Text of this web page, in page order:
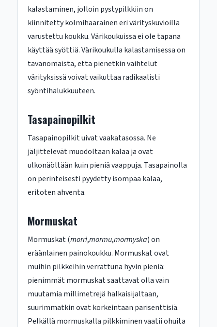
kalastaminen, jolloin pystypilkkiin on
kiinnitetty kolmihaarainen eri värityskuvioilla
varustettu koukku. Värikoukuissa ei ole tapana
käyttää syöttiä. Värikoukulla kalastamisessa on
tavanomaista, että pienetkin vaihtelut
värityksissä voivat vaikuttaa radikaalisti
syöntihalukkuuteen.
Tasapainopilkit
Tasapainopilkit uivat vaakatasossa. Ne
jäljittelevät muodoltaan kalaa ja ovat
ulkonäöltään kuin pieniä vaappuja. Tasapainolla
on perinteisesti pyydetty isompaa kalaa,
eritoten ahventa.
Mormuskat
Mormuskat (morri,mormu,mormyska) on
eräänlainen painokoukku. Mormuskat ovat
muihin pilkkeihin verrattuna hyvin pieniä:
pienimmät mormuskat saattavat olla vain
muutamia millimetrejä halkaisijaltaan,
suurimmatkin ovat korkeintaan parisenttisiä.
Pelkällä mormuskalla pilkkiminen vaatii ohuita